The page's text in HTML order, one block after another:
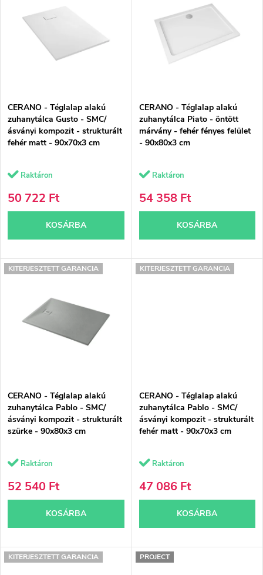
k
r
e
n
d
e
z
é
s
Legnépszerűbb termékek
ABC szerint
e
k
i
s
t
á
j
CERANO - Téglalap alakú
zuhanytálca Gusto - SMC/
ásványi kompozit - strukturált
fehér matt - 90x70x3 cm
Raktáron
50 722 Ft
KOSÁRBA
CERANO - Téglalap alakú
zuhanytálca Piato - öntött
márvány - fehér fényes felület
- 90x80x3 cm
Raktáron
54 358 Ft
KOSÁRBA
KITERJESZTETT GARANCIA
CERANO - Téglalap alakú
zuhanytálca Pablo - SMC/
ásványi kompozit - strukturált
szürke - 90x80x3 cm
Raktáron
52 540 Ft
KOSÁRBA
KITERJESZTETT GARANCIA
CERANO - Téglalap alakú
zuhanytálca Pablo - SMC/
ásványi kompozit - strukturált
fehér matt - 90x70x3 cm
Raktáron
47 086 Ft
KOSÁRBA
KITERJESZTETT GARANCIA PROJECT